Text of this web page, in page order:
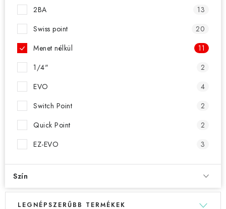
AKCIÓK
DARTS
AJÁNDÉKUTALVÁNYOK
Elérhetőségek Vásárlási útmutató
2BA
13
Swiss point
20
Menet nélkül
11
1/4"
2
EVO
4
Switch Point
2
Quick Point
2
EZ-EVO
3
Szín
T
T
LEGNÉPSZERŰBB TERMÉKEK